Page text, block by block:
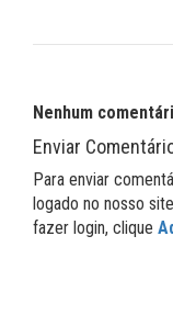
Nenhum
Enviar
Para enviar
logado no nosso
fazer login, clique